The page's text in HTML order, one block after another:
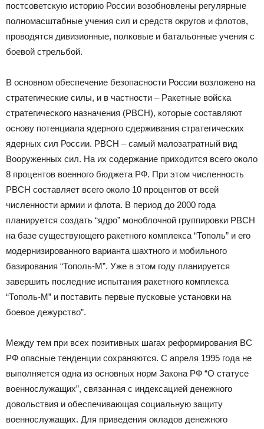
постсоветскую историю России возобновлены регулярные
полномасштабные учения сил и средств округов и флотов,
проводятся дивизионные, полковые и батальонные учения с
боевой стрельбой.
В основном обеспечение безопасности России возложено на
стратегические силы, и в частности – Ракетные войска
стратегического назначения (РВСН), которые составляют
основу потенциала ядерного сдерживания стратегических
ядерных сил России. РВСН – самый малозатратный вид
Вооруженных сил. На их содержание приходится всего около
8 процентов военного бюджета РФ. При этом численность
РВСН составляет всего около 10 процентов от всей
численности армии и флота. В период до 2000 года
планируется создать “ядро” моноблочной группировки РВСН
на базе существующего ракетного комплекса “Тополь” и его
модернизированного варианта шахтного и мобильного
базирования “Тополь-М”. Уже в этом году планируется
завершить последние испытания ракетного комплекса
“Тополь-М” и поставить первые пусковые установки на
боевое дежурство”.
Между тем при всех позитивных шагах реформирования ВС
РФ опасные тенденции сохраняются. С апреля 1995 года не
выполняется одна из основных норм Закона РФ “О статусе
военнослужащих”, связанная с индексацией денежного
довольствия и обеспечивающая социальную защиту
военнослужащих. Для приведения окладов денежного